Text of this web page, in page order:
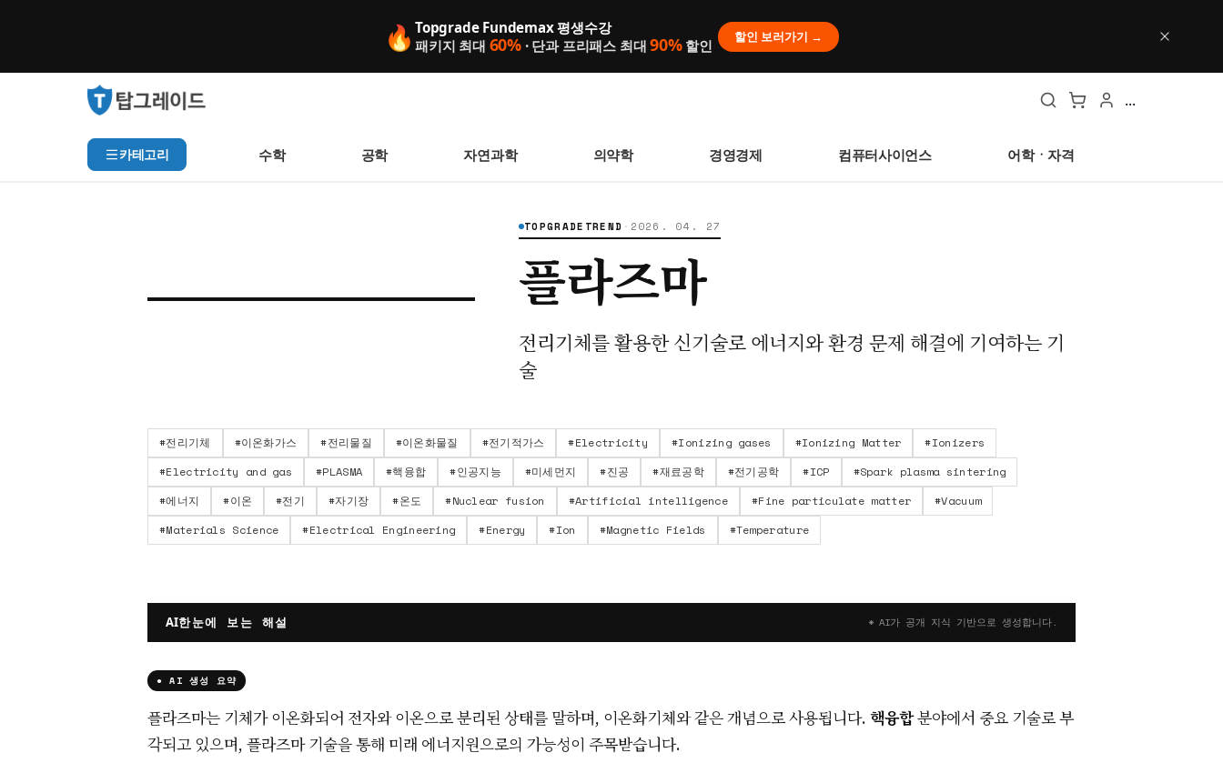
🔥 Topgrade Fundemax 평생수강
패키지 최대 60% · 단과 프리패스 최대90%할인 할인 보러가기 →
...
카테고리 수학 공학 자연과학 의약학 경영경제 컴퓨터사이언스 어학ㆍ자격
아직 집계된 인기 검색어가 없습니다.
홈 / TopgradeTrend
TOPGRADETREND · 2026. 04. 27
플라즈마
전리기체를 활용한 신기술로 에너지와 환경 문제 해결에 기여하는 기
술
#전리기체 #이온화가스 #전리물질 #이온화물질 #전기적가스 #Electricity #Ionizing gases #Ionizing Matter #Ionizers
#Electricity and gas #PLASMA #핵융합 #인공지능 #미세먼지 #진공 #재료공학 #전기공학 #ICP #Spark plasma sintering
#에너지 #이온 #전기 #자기장 #온도 #Nuclear fusion #Artificial intelligence #Fine particulate matter #Vacuum
#Materials Science #Electrical Engineering #Energy #Ion #Magnetic Fields #Temperature
AI한눈에 보는 해설 * AI가 공개 지식 기반으로 생성합니다.
● AI 생성 요약
플라즈마는 기체가 이온화되어 전자와 이온으로 분리된 상태를 말하며, 이온화기체와 같은 개념으로 사용됩니다. 핵융합분야에서 중요 기술로 부
각되고 있으며, 플라즈마 기술을 통해 미래 에너지원으로의 가능성이 주목받습니다.